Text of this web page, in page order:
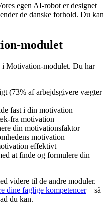
egen AI-robot er designet
de danske forhold. Du kan
modulet
i Motivation-modulet. Du har
(73% af arbejdsgivere vægter
fast i din motivation
fra motivation
din motivationsfaktor
motivation
effektivt
at finde og formulere din
videre til de andre moduler.
dine faglige kompetencer– så
du kan.